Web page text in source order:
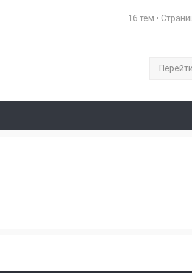
16 тем •
Перейти